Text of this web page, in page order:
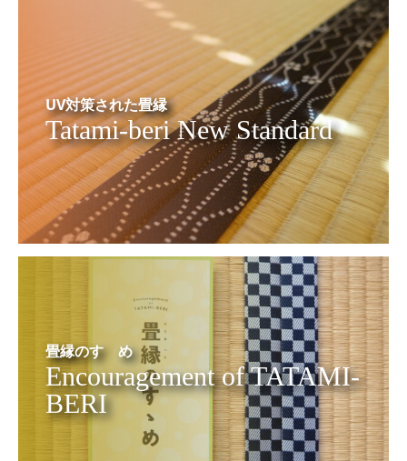
UV対策された畳縁
Tatami-beri New Standard
畳縁のすゝめ
Encouragement of TATAMI-
BERI